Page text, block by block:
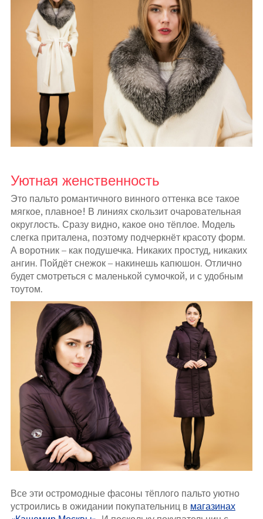
Уютная женственность
Это пальто романтичного винного оттенка все такое
мягкое, плавное! В линиях скользит очаровательная
округлость. Сразу видно, какое оно тёплое. Модель
слегка приталена, поэтому подчеркнёт красоту форм.
А воротник – как подушечка. Никаких простуд, никаких
ангин. Пойдёт снежок – накинешь капюшон. Отлично
будет смотреться с маленькой сумочкой, и с удобным
тоутом.
Все эти остромодные фасоны тёплого пальто уютно
устроились в ожидании покупательниц в магазинах